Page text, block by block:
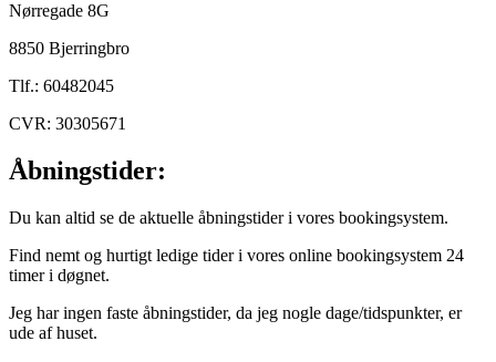
Nørregade 8G
8850 Bjerringbro
Tlf.: 60482045
CVR: 30305671
Åbningstider:
Du kan altid se de aktuelle åbningstider i vores bookingsystem.
Find nemt og hurtigt ledige tider i vores online bookingsystem 24
timer i døgnet.
Jeg har ingen faste åbningstider, da jeg nogle dage/tidspunkter, er
ude af huset.